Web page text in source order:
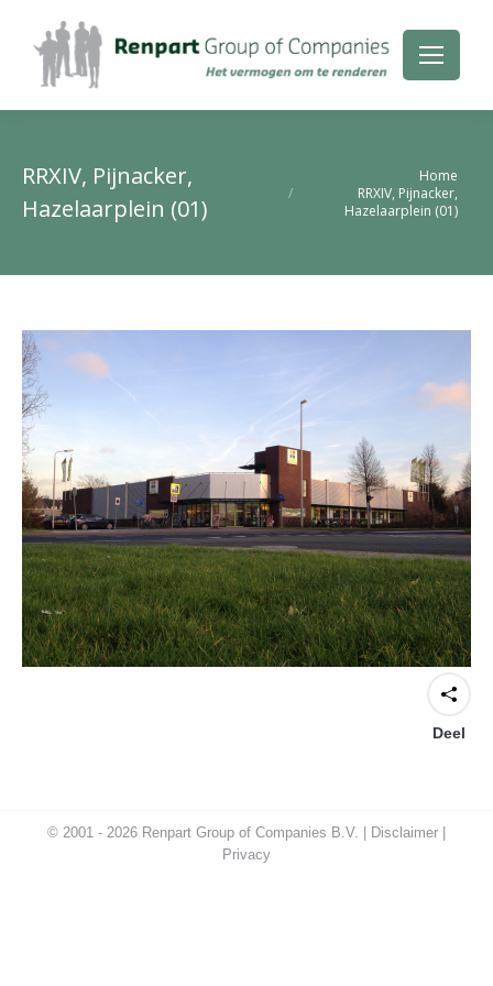
RRXIV, Pijnacker,
Hazelaarplein (01)
Home
RRXIV, Pijnacker,
Hazelaarplein (01)
Deel
© 2001 - 2026 Renpart Group of Companies B.V. | Disclaimer
Privacy